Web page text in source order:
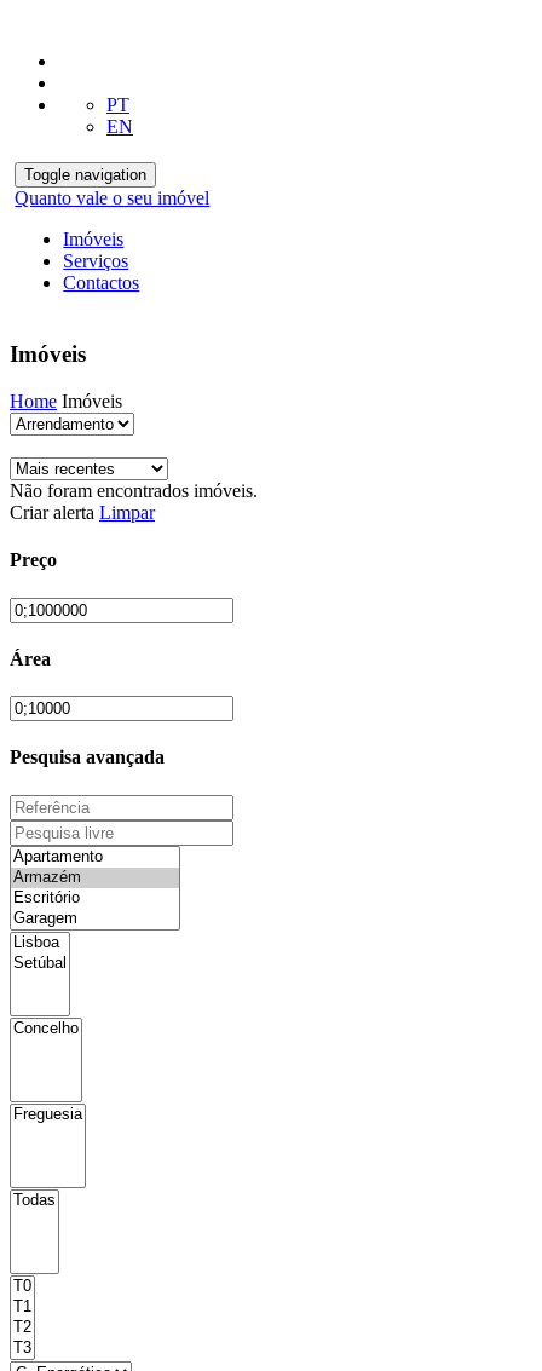
PT
EN
Toggle navigation
Quanto vale o seu imóvel
Imóveis
Serviços
Contactos
Imóveis
Home Imóveis
Não foram encontrados imóveis.
Criar alerta Limpar
Preço
Área
Pesquisa avançada